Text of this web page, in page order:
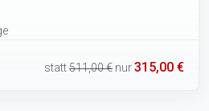
statt511,00 € nur315,00 €